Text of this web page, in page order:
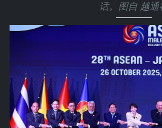
话。图自 越通